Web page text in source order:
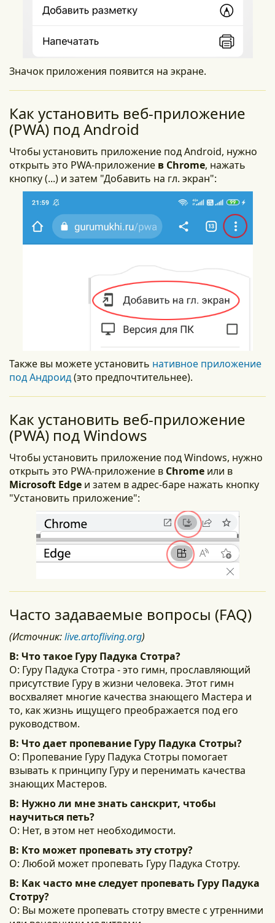
Значок приложения появится на экране.
Как установить веб-приложение
(PWA) под Android
Чтобы установить приложение под Android, нужно
открыть это PWA-приложение в Chrome, нажать
кнопку (...) и затем "Добавить на гл. экран":
Также вы можете установить нативное приложение
под Андроид(это предпочтительнее).
Как установить веб-приложение
(PWA) под Windows
Чтобы установить приложение под Windows, нужно
открыть это PWA-приложение в Chrome или в
Microsoft Edge и затем в адрес-баре нажать кнопку
"Установить приложение":
Часто задаваемые вопросы (FAQ)
(Источник:live.artofliving.org)
В: Что такое Гуру Падука Стотра?
О: Гуру Падука Стотра - это гимн, прославляющий
присутствие Гуру в жизни человека. Этот гимн
восхваляет многие качества знающего Мастера и
то, как жизнь ищущего преображается под его
руководством.
В: Что дает пропевание Гуру Падука Стотры?
О: Пропевание Гуру Падука Стотры помогает
взывать к принципу Гуру и перенимать качества
знающих Мастеров.
В: Нужно ли мне знать санскрит, чтобы
научиться петь?
О: Нет, в этом нет необходимости.
В: Кто может пропевать эту стотру?
О: Любой может пропевать Гуру Падука Стотру.
В: Как часто мне следует пропевать Гуру Падука
Стотру?
О: Вы можете пропевать стотру вместе с утренними